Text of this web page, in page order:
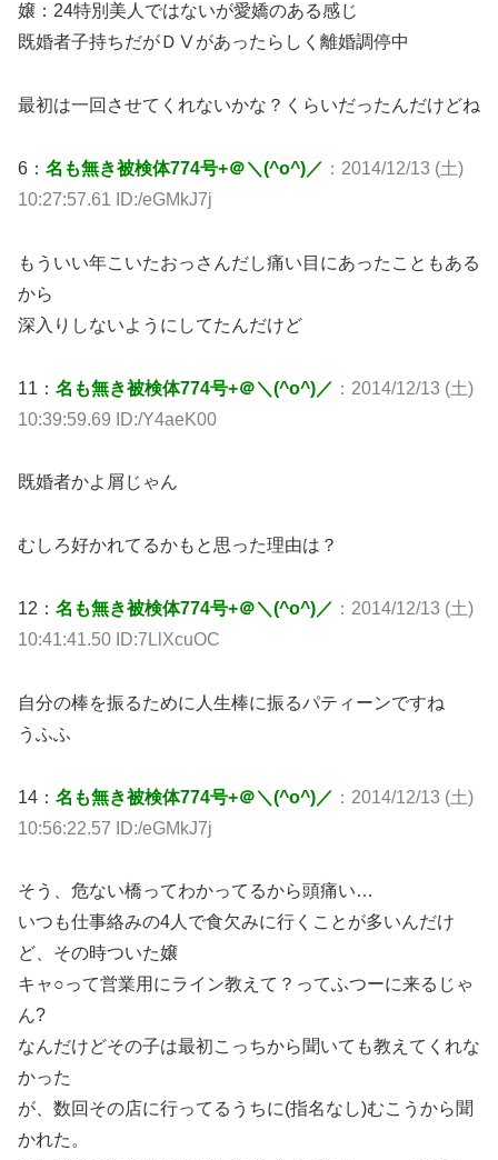
嬢：24特別美人ではないが愛嬌のある感じ
既婚者子持ちだがＤⅤがあったらしく離婚調停中
最初は一回させてくれないかな？くらいだったんだけどね
6： 名も無き被検体774号+＠＼(^o^)／ ：2014/12/13 (土)
10:27:57.61 ID:/eGMkJ7j
もういい年こいたおっさんだし痛い目にあったこともある
から
深入りしないようにしてたんだけど
11： 名も無き被検体774号+＠＼(^o^)／ ：2014/12/13 (土)
10:39:59.69 ID:/Y4aeK00
既婚者かよ屑じゃん
むしろ好かれてるかもと思った理由は？
12： 名も無き被検体774号+＠＼(^o^)／ ：2014/12/13 (土)
10:41:41.50 ID:7LlXcuOC
自分の棒を振るために人生棒に振るパティーンですね
うふふ
14： 名も無き被検体774号+＠＼(^o^)／ ：2014/12/13 (土)
10:56:22.57 ID:/eGMkJ7j
そう、危ない橋ってわかってるから頭痛い…
いつも仕事絡みの4人で食欠みに行くことが多いんだけ
ど、その時ついた嬢
キャ○って営業用にライン教えて？ってふつーに来るじゃ
ん?
なんだけどその子は最初こっちから聞いても教えてくれな
かった
が、数回その店に行ってるうちに(指名なし)むこうから聞
かれた。